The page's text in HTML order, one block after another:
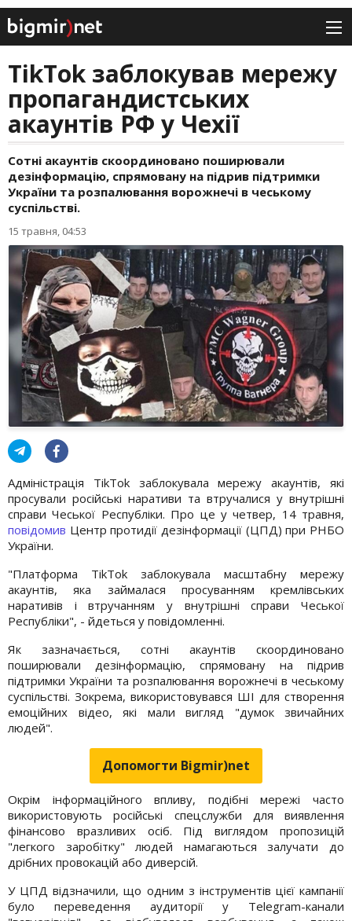
TikTok заблокував мережу
пропагандистських
акаунтів РФ у Чехії
Сотні акаунтів скоординовано поширювали
дезінформацію, спрямовану на підрив підтримки
України та розпалювання ворожнечі в чеському
суспільстві.
15 травня, 04:53
Адміністрація TikTok заблокувала мережу акаунтів, які
просували російські наративи та втручалися у внутрішні
справи Чеської Республіки. Про це у четвер, 14 травня,
повідомив Центр протидії дезінформації (ЦПД) при РНБО
України.
"Платформа TikTok заблокувала масштабну мережу
акаунтів, яка займалася просуванням кремлівських
наративів і втручанням у внутрішні справи Чеської
Республіки", - йдеться у повідомленні.
Як зазначається, сотні акаунтів скоординовано
поширювали дезінформацію, спрямовану на підрив
підтримки України та розпалювання ворожнечі в чеському
суспільстві. Зокрема, використовувався ШІ для створення
емоційних відео, які мали вигляд "думок звичайних
людей".
Допомогти Bigmir)net
Окрім інформаційного впливу, подібні мережі часто
використовують російські спецслужби для виявлення
фінансово вразливих осіб. Під виглядом пропозицій
"легкого заробітку" людей намагаються залучати до
дрібних провокацій або диверсій.
У ЦПД відзначили, що одним з інструментів цієї кампанії
було переведення аудиторії у Telegram-канали